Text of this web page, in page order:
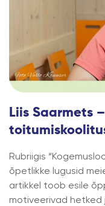
Liis Saarmets
Rubriigis
õpetlikke lugusid
artikkel toob esile
motiveerivad hetked